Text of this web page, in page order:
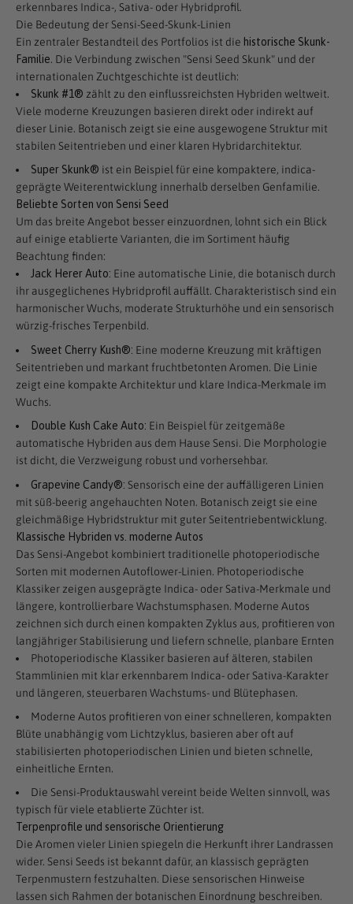
erkennbares Indica-, Sativa- oder Hybridprofil.
Die Bedeutung der Sensi-Seed-Skunk-Linien
Ein zentraler Bestandteil des Portfolios ist die historische Skunk-
Familie. Die Verbindung zwischen "Sensi Seed Skunk" und der
internationalen Zuchtgeschichte ist deutlich:
Skunk #1® zählt zu den einflussreichsten Hybriden weltweit.
Viele moderne Kreuzungen basieren direkt oder indirekt auf
dieser Linie. Botanisch zeigt sie eine ausgewogene Struktur mit
stabilen Seitentrieben und einer klaren Hybridarchitektur.
Super Skunk® ist ein Beispiel für eine kompaktere, indica-
geprägte Weiterentwicklung innerhalb derselben Genfamilie.
Beliebte Sorten von Sensi Seed
Um das breite Angebot besser einzuordnen, lohnt sich ein Blick
auf einige etablierte Varianten, die im Sortiment häufig
Beachtung finden:
Jack Herer Auto: Eine automatische Linie, die botanisch durch
ihr ausgeglichenes Hybridprofil auffällt. Charakteristisch sind ein
harmonischer Wuchs, moderate Strukturhöhe und ein sensorisch
würzig-frisches Terpenbild.
Sweet Cherry Kush®: Eine moderne Kreuzung mit kräftigen
Seitentrieben und markant fruchtbetonten Aromen. Die Linie
zeigt eine kompakte Architektur und klare Indica-Merkmale im
Wuchs.
Double Kush Cake Auto: Ein Beispiel für zeitgemäße
automatische Hybriden aus dem Hause Sensi. Die Morphologie
ist dicht, die Verzweigung robust und vorhersehbar.
Grapevine Candy®: Sensorisch eine der auffälligeren Linien
mit süß-beerig angehauchten Noten. Botanisch zeigt sie eine
gleichmäßige Hybridstruktur mit guter Seitentriebentwicklung.
Klassische Hybriden vs. moderne Autos
Das Sensi-Angebot kombiniert traditionelle photoperiodische
Sorten mit modernen Autoflower-Linien. Photoperiodische
Klassiker zeigen ausgeprägte Indica- oder Sativa-Merkmale und
längere, kontrollierbare Wachstumsphasen. Moderne Autos
zeichnen sich durch einen kompakten Zyklus aus, profitieren von
langjähriger Stabilisierung und liefern schnelle, planbare Ernten
Photoperiodische Klassiker basieren auf älteren, stabilen
Stammlinien mit klar erkennbarem Indica- oder Sativa-Karakter
und längeren, steuerbaren Wachstums- und Blütephasen.
Moderne Autos profitieren von einer schnelleren, kompakten
Blüte unabhängig vom Lichtzyklus, basieren aber oft auf
stabilisierten photoperiodischen Linien und bieten schnelle,
einheitliche Ernten.
Die Sensi-Produktauswahl vereint beide Welten sinnvoll, was
typisch für viele etablierte Züchter ist.
Terpenprofile und sensorische Orientierung
Die Aromen vieler Linien spiegeln die Herkunft ihrer Landrassen
wider. Sensi Seeds ist bekannt dafür, an klassisch geprägten
Terpenmustern festzuhalten. Diese sensorischen Hinweise
lassen sich Rahmen der botanischen Einordnung beschreiben.